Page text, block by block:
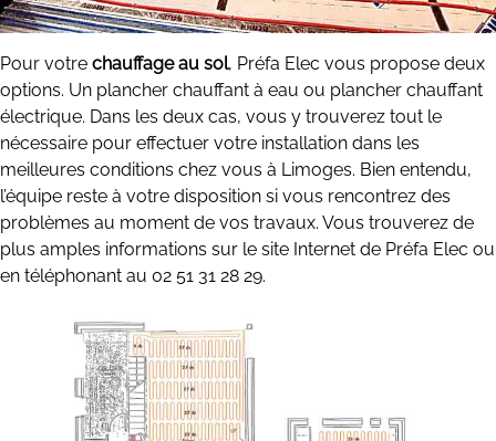
Pour votre chauffage au sol, Préfa Elec vous propose deux
options. Un plancher chauffant à eau ou plancher chauffant
électrique. Dans les deux cas, vous y trouverez tout le
nécessaire pour effectuer votre installation dans les
meilleures conditions chez vous à Limoges. Bien entendu,
l’équipe reste à votre disposition si vous rencontrez des
problèmes au moment de vos travaux. Vous trouverez de
plus amples informations sur le site Internet de Préfa Elec ou
en téléphonant au 02 51 31 28 29.